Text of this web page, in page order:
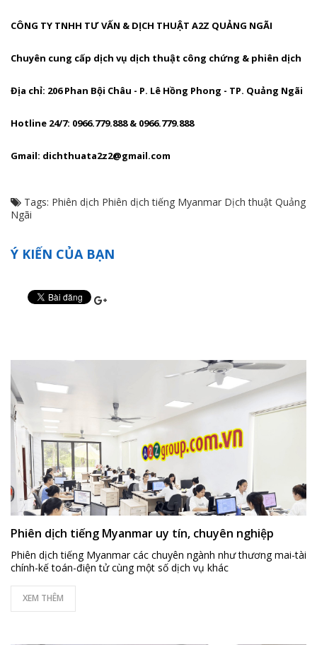
CÔNG TY TNHH TƯ VẤN & DỊCH THUẬT A2Z QUẢNG NGÃI
Chuyên cung cấp dịch vụ dịch thuật công chứng & phiên dịch
Địa chỉ: 206 Phan Bội Châu - P. Lê Hồng Phong - TP. Quảng Ngãi
Hotline 24/7: 0966.779.888 & 0966.779.888
Gmail: dichthuata2z2@gmail.com
Tags: Phiên dịch Phiên dịch tiếng Myanmar Dịch thuật Quảng
Ngãi
Ý KIẾN CỦA BẠN
Phiên dịch tiếng Myanmar uy tín, chuyên nghiệp
Phiên dịch tiếng Myanmar các chuyên ngành như thương mai-tài
chính-kế toán-điện tử cùng một số dịch vụ khác
XEM THÊM